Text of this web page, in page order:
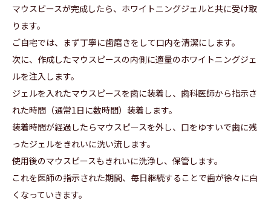
マウスピースが完成したら、ホワイトニングジェルと共に受け取
ります。
ご自宅では、まず丁寧に歯磨きをして口内を清潔にします。
次に、作成したマウスピースの内側に適量のホワイトニングジェ
ルを注入します。
ジェルを入れたマウスピースを歯に装着し、歯科医師から指示さ
れた時間（通常1日に数時間）装着します。
装着時間が経過したらマウスピースを外し、口をゆすいで歯に残
ったジェルをきれいに洗い流します。
使用後のマウスピースもきれいに洗浄し、保管します。
これを医師の指示された期間、毎日継続することで歯が徐々に白
くなっていきます。